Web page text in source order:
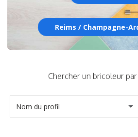
Reims / Champagne-
Chercher un bricoleur
Nom du profil